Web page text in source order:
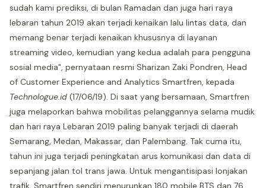
sudah kami prediksi, di bulan Ramadan dan juga hari raya
lebaran tahun 2019 akan terjadi kenaikan lalu lintas data, dan
memang benar terjadi kenaikan khususnya di layanan
streaming video, kemudian yang kedua adalah para pengguna
sosial media", pernyataan resmi Sharizan Zaki Pondren, Head
of Customer Experience and Analytics Smartfren, kepada
Technologue.id (17/06/19). Di saat yang bersamaan, Smartfren
juga melaporkan bahwa mobilitas pelanggannya selama mudik
dan hari raya Lebaran 2019 paling banyak terjadi di daerah
Semarang, Medan, Makassar, dan Palembang. Tak cuma itu,
tahun ini juga terjadi peningkatan arus komunikasi dan data di
sepanjang jalan tol trans jawa. Untuk mengantisipasi lonjakan
trafik, Smartfren sendiri menurunkan 180 mobile BTS dan 76